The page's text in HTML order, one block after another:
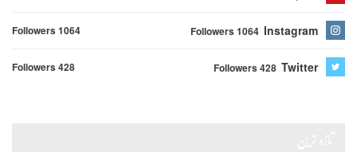
Instagram
Followers 1064
Followers 1064
Twitter
Followers 428
Followers 428